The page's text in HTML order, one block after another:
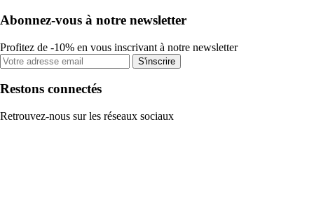
Abonnez-vous à notre newsletter
Profitez de -10% en vous inscrivant à notre newsletter
S'inscrire
Restons connectés
Retrouvez-nous sur les réseaux sociaux